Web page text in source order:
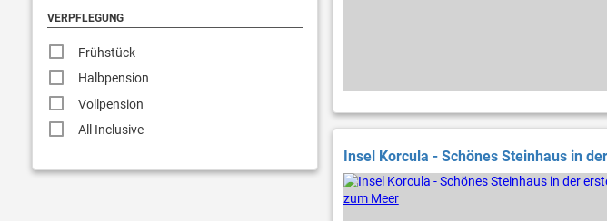
VERPFLEGUNG
Frühstück
Halbpension
Vollpension
All Inclusive
Insel Korcula - Schönes Steinhaus in